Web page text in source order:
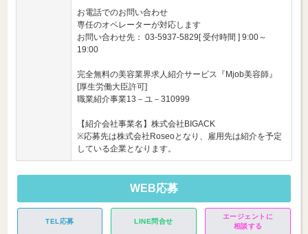
お電話でのお問い合わせ
専任のオペレーターが対応します
お問い合わせ先： 03-5937-5829[ 受付時間 ] 9:00～
19:00
完全無料の美容業界求人紹介サービス『Mjob美容師』
[厚生労働大臣許可]
職業紹介事業13－ユ－310999
【紹介会社事業名】株式会社BIGACK
※応募先は株式会社Roseoとなり、雇用先は紹介を予定
している企業となります。
WEB応募
TEL応募 LINE問合せ
エージェントに
相談する